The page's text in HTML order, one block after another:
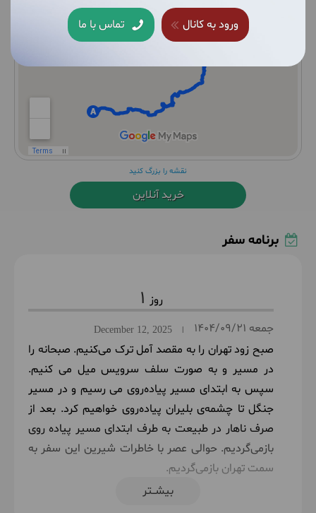
ورود به کانال تماس با ما
نقشه را بزرگ کنید
خرید آنلاین
برنامه سفر
1
جمعه 1404/09/21
December 12, 2025
صبح زود تهران را به مقصد آمل ترک می‌کنیم. صبحانه را
در مسیر و به صورت سلف سرویس میل می کنیم.
سپس به ابتدای مسیر پیاده‌روی می‌ رسیم و در مسیر
جنگل تا چشمه‌ی بلیران پیاده‌روی خواهیم کرد. بعد از
صرف ناهار در طبیعت به طرف ابتدای مسیر پیاده روی
بازمی‌گردیم. حوالی عصر با خاطرات شیرین این سفر به
سمت تهران بازمی‌گردیم.
بیشــتر